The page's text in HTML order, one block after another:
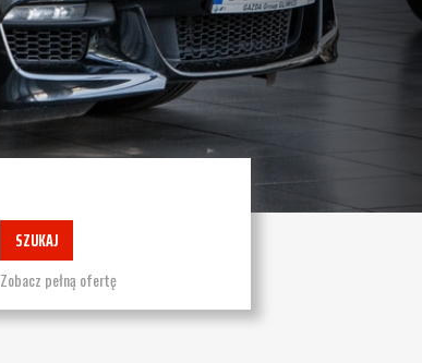
SZUKAJ
Zobacz pełną ofertę